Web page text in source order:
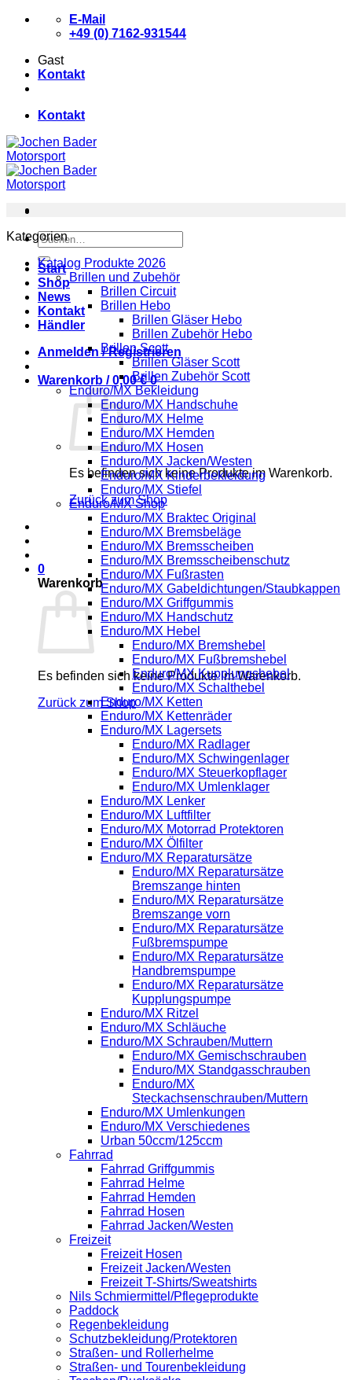
Zum
E-Mail
+49 (0) 7162-931544
Gast
Kontakt
Kontakt
Suchen
nach:
Start
Shop
News
Kontakt
Händler
Anmelden / Registrieren
Warenkorb /0,00€ 0
Es befinden sich keine Produkte im Warenkorb.
Zurück zum Shop
0
Warenkorb
Es befinden sich keine Produkte im Warenkorb.
Zurück zum Shop
Kategorien
Katalog Produkte 2026
Brillen und Zubehör
Brillen Circuit
Brillen Hebo
Brillen Gläser Hebo
Brillen Zubehör Hebo
Brillen Scott
Brillen Gläser Scott
Brillen Zubehör Scott
Enduro/MX Bekleidung
Enduro/MX Handschuhe
Enduro/MX Helme
Enduro/MX Hemden
Enduro/MX Hosen
Enduro/MX Jacken/Westen
Enduro/MX Kinderbekleidung
Enduro/MX Stiefel
Enduro/MX Shop
Enduro/MX Braktec Original
Enduro/MX Bremsbeläge
Enduro/MX Bremsscheiben
Enduro/MX Bremsscheibenschutz
Enduro/MX Fußrasten
Enduro/MX Gabeldichtungen/Staubkappen
Enduro/MX Griffgummis
Enduro/MX Handschutz
Enduro/MX Hebel
Enduro/MX Bremshebel
Enduro/MX Fußbremshebel
Enduro/MX Kupplungshebel
Enduro/MX Schalthebel
Enduro/MX Ketten
Enduro/MX Kettenräder
Enduro/MX Lagersets
Enduro/MX Radlager
Enduro/MX Schwingenlager
Enduro/MX Steuerkopflager
Enduro/MX Umlenklager
Enduro/MX Lenker
Enduro/MX Luftfilter
Enduro/MX Motorrad Protektoren
Enduro/MX Ölfilter
Enduro/MX Reparatursätze
Enduro/MX Reparatursätze
Bremszange hinten
Enduro/MX Reparatursätze
Bremszange vorn
Enduro/MX Reparatursätze
Fußbremspumpe
Enduro/MX Reparatursätze
Handbremspumpe
Enduro/MX Reparatursätze
Kupplungspumpe
Enduro/MX Ritzel
Enduro/MX Schläuche
Enduro/MX Schrauben/Muttern
Enduro/MX Gemischschrauben
Enduro/MX Standgasschrauben
Enduro/MX
Steckachsenschrauben/Muttern
Enduro/MX Umlenkungen
Enduro/MX Verschiedenes
Urban 50ccm/125ccm
Fahrrad
Fahrrad Griffgummis
Fahrrad Helme
Fahrrad Hemden
Fahrrad Hosen
Fahrrad Jacken/Westen
Freizeit
Freizeit Hosen
Freizeit Jacken/Westen
Freizeit T-Shirts/Sweatshirts
Nils Schmiermittel/Pflegeprodukte
Paddock
Regenbekleidung
Schutzbekleidung/Protektoren
Straßen- und Rollerhelme
Straßen- und Tourenbekleidung